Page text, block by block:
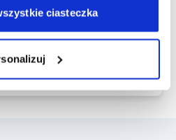
ciasteczka
wiadomości
demo